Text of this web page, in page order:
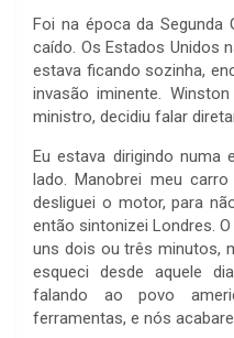
Foi na época da Segunda
caído. Os Estados Unidos
estava ficando sozinha,
invasão iminente.
ministro, decidiu falar
Eu estava dirigindo numa
lado. Manobrei meu
desliguei o motor, para
então sintonizei Londres.
uns dois ou três minutos,
esqueci desde aquele
falando ao povo
ferramentas, e nós